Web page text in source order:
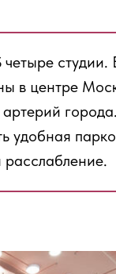
студии.
в центре
удобная
расслабление.